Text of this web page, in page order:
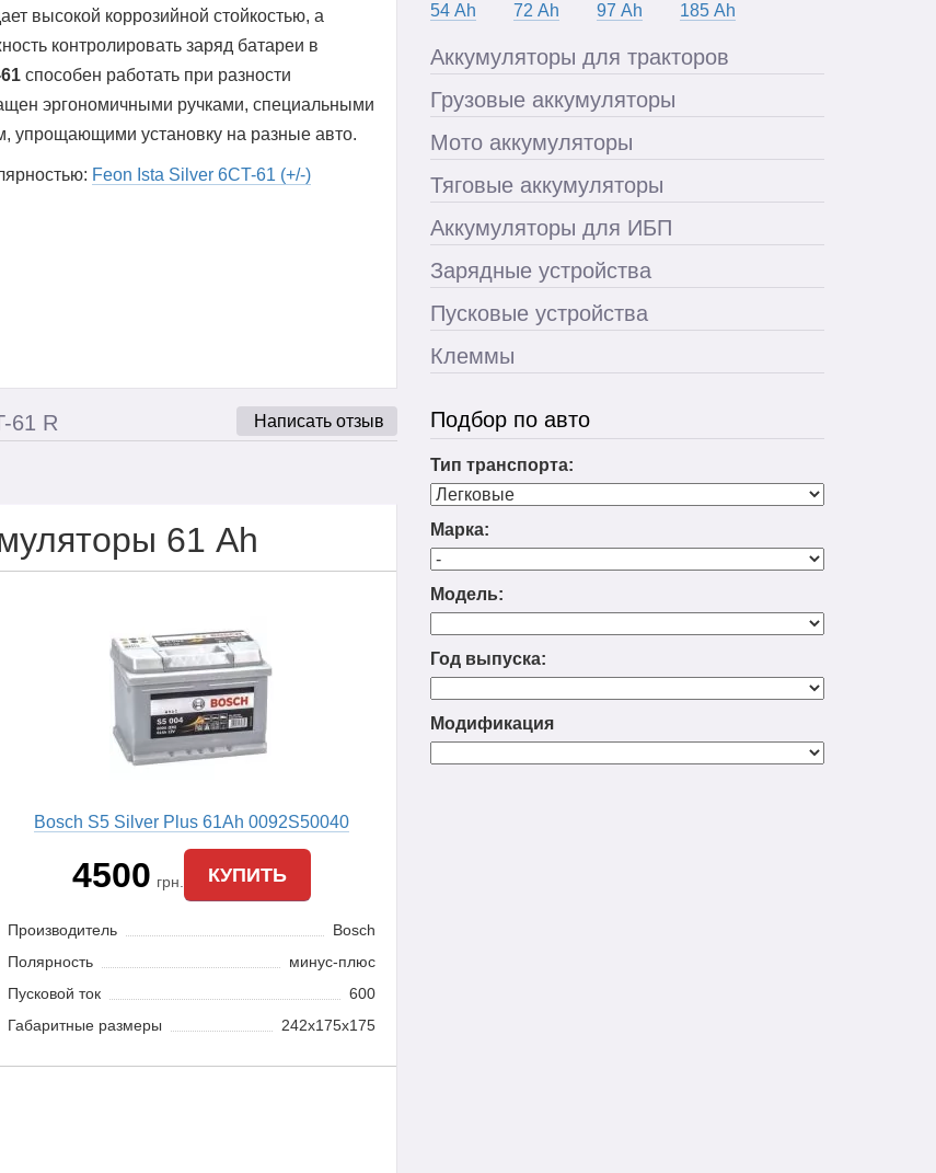
высокой коррозийной стойкостью, а
контролировать заряд батареи в
способен работать при разности
эргономичными ручками, специальными
упрощающими установку на разные авто.
Feon Ista Silver 6CT-61 (+/-)
Написать отзыв
61 R
61 Ah
Bosch S5 Silver Plus 61Ah 0092S50040
4500 грн. КУПИТЬ
Производитель
Bosch
Полярность
минус-плюс
Пусковой ток
600
Габаритные размеры
242x175x175
54 Ah
72 Ah
97 Ah
185 Ah
Аккумуляторы для тракторов
Грузовые аккумуляторы
Мото аккумуляторы
Тяговые аккумуляторы
Аккумуляторы для ИБП
Зарядные устройства
Пусковые устройства
Клеммы
Подбор по авто
Тип транспорта:
Марка:
Модель:
Год выпуска:
Модификация